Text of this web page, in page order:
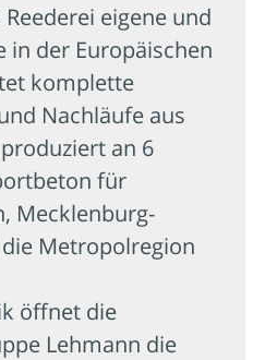
eigene und
in der Europäischen
komplette
Nachläufe aus
an 6
für
Mecklenburg-
Metropolregion
öffnet die
Lehmann die